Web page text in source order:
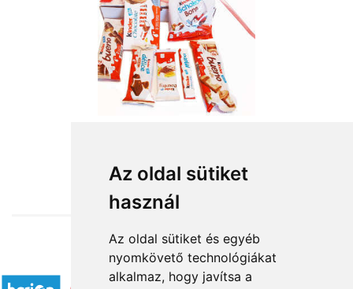
Az oldal sütiket
használ
Az oldal sütiket és egyéb
nyomkövető technológiákat
alkalmaz, hogy javítsa a
Accepted payment methods